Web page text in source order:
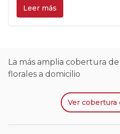
Buscamos recrear a través
cada una de las emociones
quieren transmitir con los
Leer más
La más amplia cobertura
florales a domicilio
Ver cobertura